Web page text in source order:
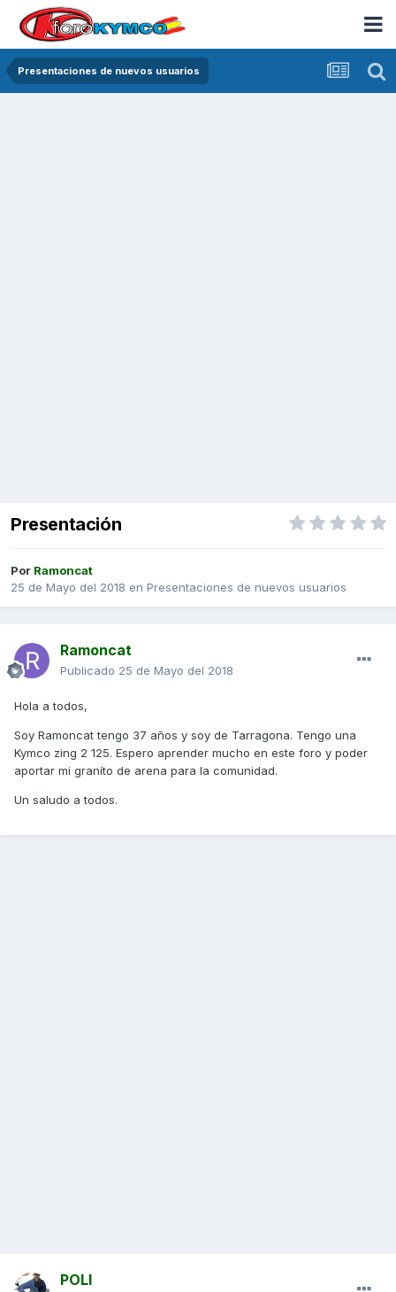
Presentaciones de nuevos usuarios
Presentación
Por Ramoncat
25 de Mayo del 2018 en Presentaciones de nuevos usuarios
Ramoncat
Publicado 25 de Mayo del 2018
Hola a todos,
Soy Ramoncat tengo 37 años y soy de Tarragona. Tengo una
Kymco zing 2 125. Espero aprender mucho en este foro y poder
aportar mi graníto de arena para la comunidad.
Un saludo a todos.
POLI